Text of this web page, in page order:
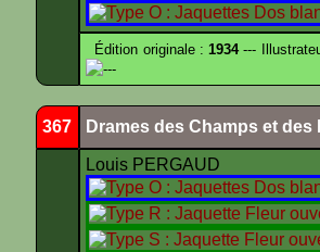
Édition originale :1934---
---
367 Drames des Champs et des
Louis PERGAUD